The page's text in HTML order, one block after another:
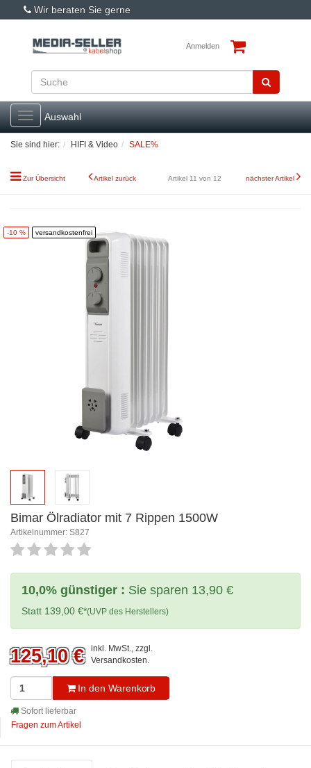
Wir beraten Sie gerne
Anmelden
Toggle
navigation
Auswahl
Sie sind hier: HIFI & Video SALE%
Zur Übersicht Artikel zurück Artikel 11 von 12 nächster Artikel
-10 % versandkostenfrei
Bimar Ölradiator mit 7 Rippen 1500W
Artikelnummer: S827
10,0% günstiger : Sie sparen 13,90 €
Statt 139,00 €*(UVP des Herstellers)
125,10 €
inkl. MwSt., zzgl.
Versandkosten.
In den Warenkorb
Sofort lieferbar
Fragen zum Artikel